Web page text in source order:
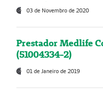
03 de Novembro de 2020
Prestador Medlife
(51004334-2)
01 de Janeiro de 2019